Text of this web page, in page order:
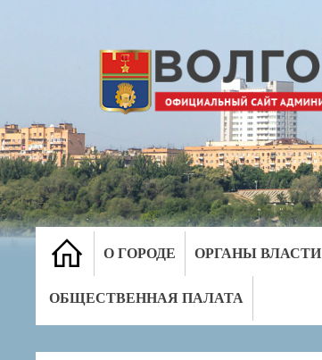
О ГОРОДЕ ОРГАНЫ ВЛАСТИ
ОБЩЕСТВЕННАЯ ПАЛАТА